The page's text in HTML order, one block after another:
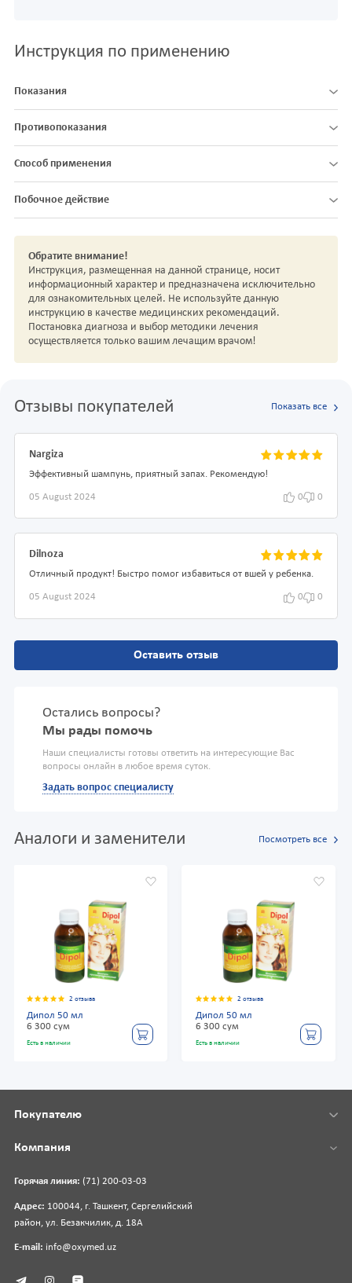
Инструкция по применению
Показания
Противопоказания
Способ применения
Побочное действие
Обратите внимание!
Инструкция, размещенная на данной странице, носит
информационный характер и предназначена исключительно
для ознакомительных целей. Не используйте данную
инструкцию в качестве медицинских рекомендаций.
Постановка диагноза и выбор методики лечения
осуществляется только вашим лечащим врачом!
Отзывы покупателей Показать все
Nargiza
Эффективный шампунь, приятный запах. Рекомендую!
05 August 2024 0 0
Dilnoza
Отличный продукт! Быстро помог избавиться от вшей у ребенка.
05 August 2024 0 0
Оставить отзыв
Остались вопросы?
Мы рады помочь
Наши специалисты готовы ответить на интересующие Вас
вопросы онлайн в любое время суток.
Задать вопрос специалисту
Аналоги и заменители Посмотреть все
2 отзыва
Дипол 50 мл
6 300 сум
Есть в наличии
2 отзыва
Дипол 50 мл
6 300 сум
Есть в наличии
Горячая линия: (71) 200-03-03
Адрес: 100044, г. Ташкент, Сергелийский
район, ул. Безакчилик, д. 18А
E-mail: info@oxymed.uz
Покупателю
Компания